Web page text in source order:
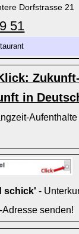
Dorfstrasse 21
51
in
schick' -
senden!